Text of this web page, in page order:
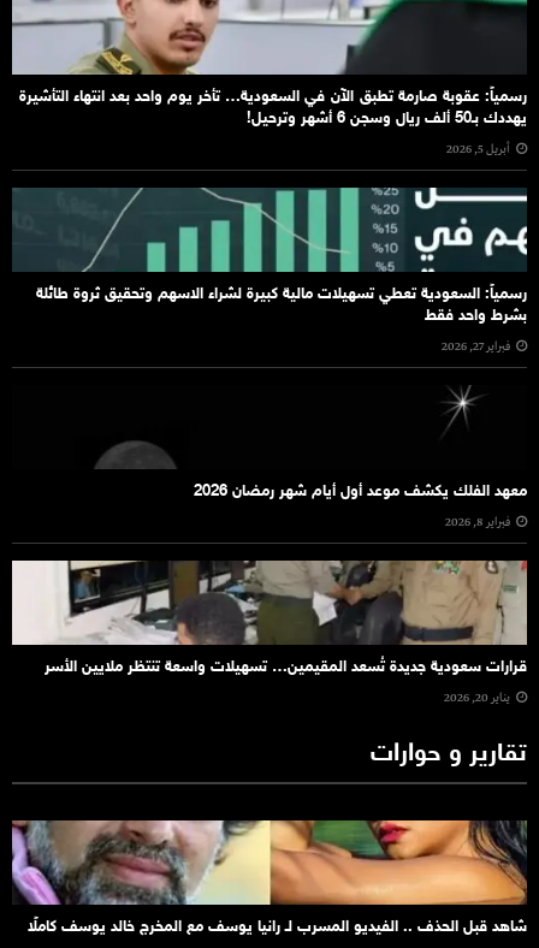
رسمياً: عقوبة صارمة تطبق الآن في السعودية… تأخر يوم واحد بعد انتهاء التأشيرة
يهددك بـ50 ألف ريال وسجن 6 أشهر وترحيل!
أبريل 5, 2026
رسمياً: السعودية تعطي تسهيلات مالية كبيرة لشراء الاسهم وتحقيق ثروة طائلة
بشرط واحد فقط
فبراير 27, 2026
معهد الفلك يكشف موعد أول أيام شهر رمضان 2026
فبراير 8, 2026
قرارات سعودية جديدة تُسعد المقيمين… تسهيلات واسعة تنتظر ملايين الأسر
يناير 20, 2026
تقارير و حوارات
شاهد قبل الحذف .. الفيديو المسرب لـ رانيا يوسف مع المخرج خالد يوسف كاملًا